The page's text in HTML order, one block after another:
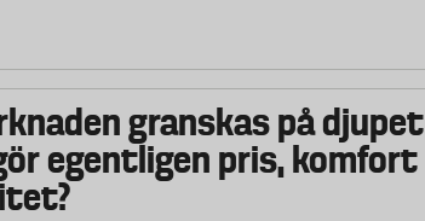
granskas på djupet
egentligen pris, komfort